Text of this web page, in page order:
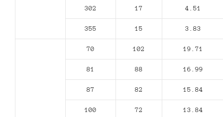
302 17 4.51
355 15 3.83
70 102 19.71
81 88 16.99
87 82 15.84
100 72 13.84